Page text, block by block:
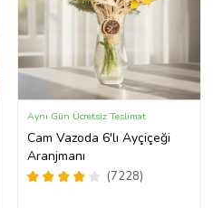
Cam Vazoda 6'lı Ayçiçeği
Aranjmanı
(7228)
Aynı Gün Ücretsiz Teslimat